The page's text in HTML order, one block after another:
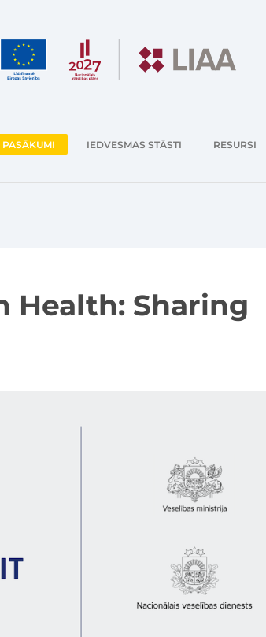
PASĀKUMI IEDVESMAS STĀSTI RESURSI
Health: Sharing